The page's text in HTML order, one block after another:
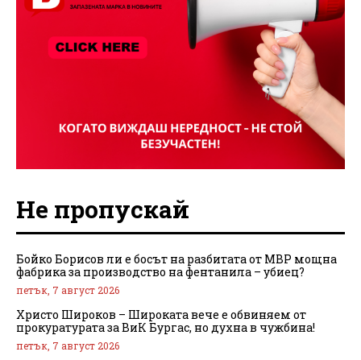
Не пропускай
Бойко Борисов ли е босът на разбитата от МВР мощна
фабрика за производство на фентанила – убиец?
петък, 7 август 2026
Христо Широков – Широката вече е обвиняем от
прокуратурата за ВиК Бургас, но духна в чужбина!
петък, 7 август 2026